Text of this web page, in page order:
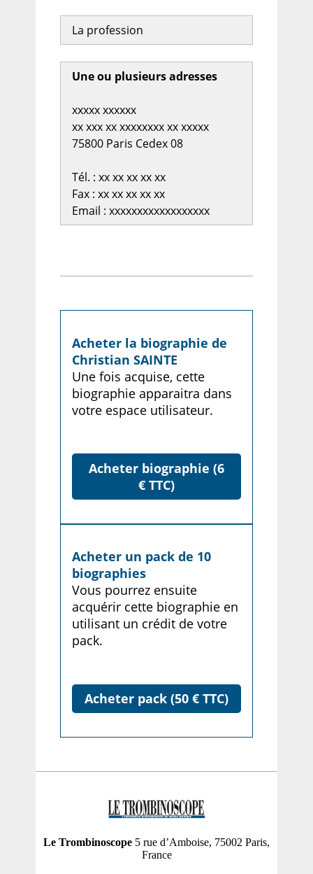
La profession
Une ou plusieurs adresses
xxxxx xxxxxx
xx xxx xx xxxxxxxx xx xxxxx
75800 Paris Cedex 08
Tél. : xx xx xx xx xx
Fax : xx xx xx xx xx
Email : xxxxxxxxxxxxxxxxxx
Acheter la biographie de
Christian SAINTE
Une fois acquise, cette
biographie apparaitra dans
votre espace utilisateur.
Acheter biographie (6
€ TTC)
Acheter un pack de 10
biographies
Vous pourrez ensuite
acquérir cette biographie en
utilisant un crédit de votre
pack.
Acheter pack (50 € TTC)
Le Trombinoscope 5 rue d’Amboise, 75002 Paris,
France